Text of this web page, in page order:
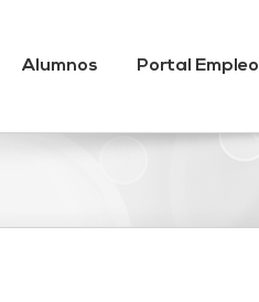
Alumnos Portal Empleo